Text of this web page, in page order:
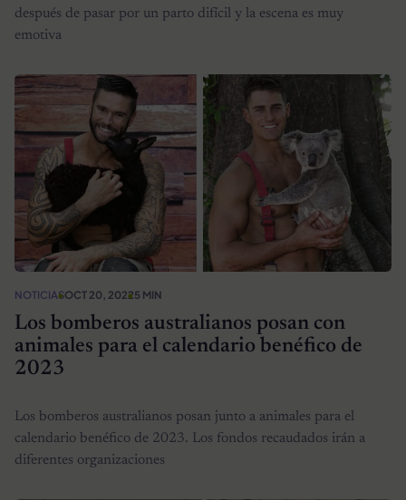
después de pasar por un parto difícil y la escena es muy
emotiva
NOTICIASOCT 20, 20225 MIN
Los bomberos australianos posan con
animales para el calendario benéfico de
2023
Los bomberos australianos posan junto a animales para el
calendario benéfico de 2023. Los fondos recaudados irán a
diferentes organizaciones